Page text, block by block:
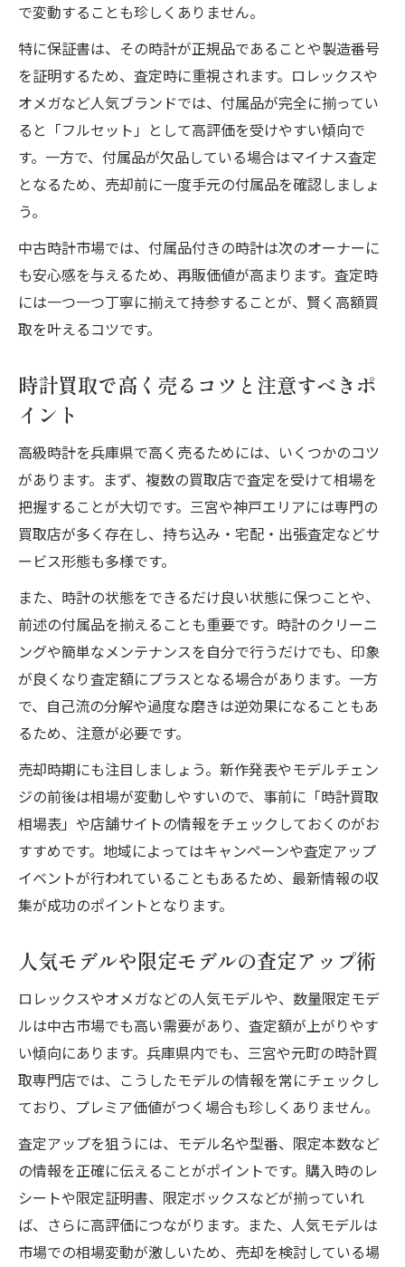
で変動することも珍しくありません。
特に保証書は、その時計が正規品であることや製造番号
を証明するため、査定時に重視されます。ロレックスや
オメガなど人気ブランドでは、付属品が完全に揃ってい
ると「フルセット」として高評価を受けやすい傾向で
す。一方で、付属品が欠品している場合はマイナス査定
となるため、売却前に一度手元の付属品を確認しましょ
う。
中古時計市場では、付属品付きの時計は次のオーナーに
も安心感を与えるため、再販価値が高まります。査定時
には一つ一つ丁寧に揃えて持参することが、賢く高額買
取を叶えるコツです。
時計買取で高く売るコツと注意すべきポ
イント
高級時計を兵庫県で高く売るためには、いくつかのコツ
があります。まず、複数の買取店で査定を受けて相場を
把握することが大切です。三宮や神戸エリアには専門の
買取店が多く存在し、持ち込み・宅配・出張査定などサ
ービス形態も多様です。
また、時計の状態をできるだけ良い状態に保つことや、
前述の付属品を揃えることも重要です。時計のクリーニ
ングや簡単なメンテナンスを自分で行うだけでも、印象
が良くなり査定額にプラスとなる場合があります。一方
で、自己流の分解や過度な磨きは逆効果になることもあ
るため、注意が必要です。
売却時期にも注目しましょう。新作発表やモデルチェン
ジの前後は相場が変動しやすいので、事前に「時計買取
相場表」や店舗サイトの情報をチェックしておくのがお
すすめです。地域によってはキャンペーンや査定アップ
イベントが行われていることもあるため、最新情報の収
集が成功のポイントとなります。
人気モデルや限定モデルの査定アップ術
ロレックスやオメガなどの人気モデルや、数量限定モデ
ルは中古市場でも高い需要があり、査定額が上がりやす
い傾向にあります。兵庫県内でも、三宮や元町の時計買
取専門店では、こうしたモデルの情報を常にチェックし
ており、プレミア価値がつく場合も珍しくありません。
査定アップを狙うには、モデル名や型番、限定本数など
の情報を正確に伝えることがポイントです。購入時のレ
シートや限定証明書、限定ボックスなどが揃っていれ
ば、さらに高評価につながります。また、人気モデルは
市場での相場変動が激しいため、売却を検討している場